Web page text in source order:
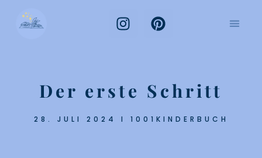
Der erste Schritt
28. JULI 2024 I 1001KINDERBUCH